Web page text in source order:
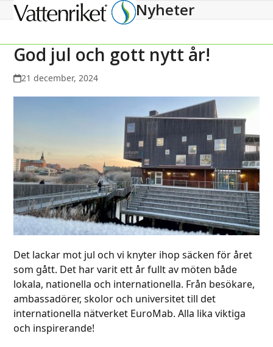
Open
menu
Close
menu
Nyheter
God jul och gott nytt år!
21 december, 2024
Det lackar mot jul och vi knyter ihop säcken för året
som gått. Det har varit ett år fullt av möten både
lokala, nationella och internationella. Från besökare,
ambassadörer, skolor och universitet till det
internationella nätverket EuroMab. Alla lika viktiga
och inspirerande!